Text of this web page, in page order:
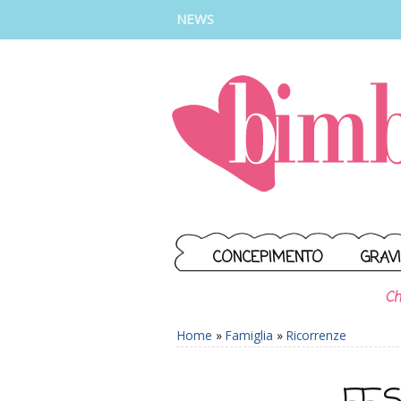
NEWS
CONCEPIMENTO
Home » Famiglia » Ricorrenze